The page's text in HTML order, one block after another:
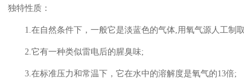
独特性质：
1.在自然条件下，一般它是淡蓝色的气体,用氧气源人工制
2.它有一种类似雷电后的腥臭味;
3.在标准压力和常温下，它在水中的溶解度是氧气的13倍;